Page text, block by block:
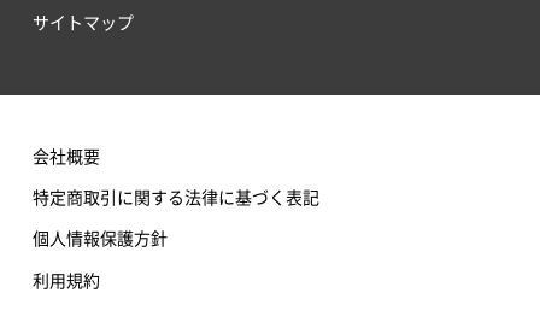
サイトマップ
会社概要
特定商取引に関する法律に基づく表記
個人情報保護方針
利用規約